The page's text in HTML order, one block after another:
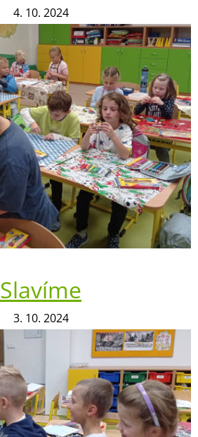
4. 10. 2024
Slavíme
3. 10. 2024